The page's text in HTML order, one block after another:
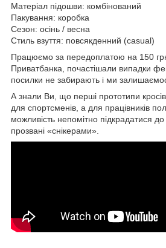
Матеріал підошви: комбінований
Пакування: коробка
Сезон: осінь / весна
Стиль взуття: повсякденний (casual)
Працюємо за передоплатою на 150
Приватбанка, почастішали випадки
посилки не забирають і ми
А знали Ви, що перші прототипи
для спортсменів, а для працівників
можливість непомітно підкрадатися
прозвані «снікерами».